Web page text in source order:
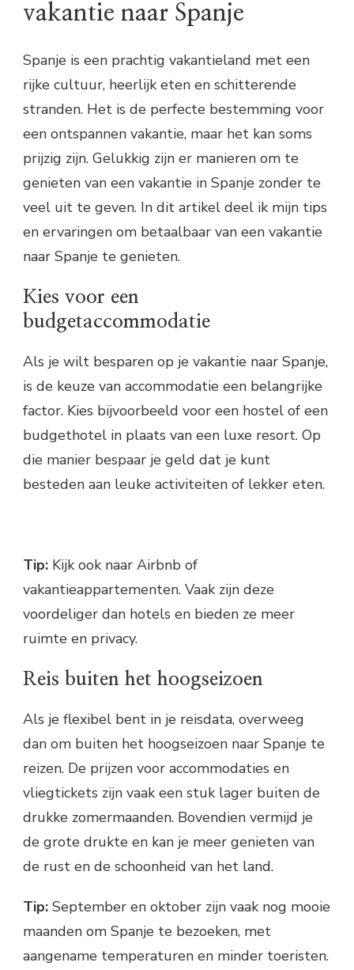
vakantie naar Spanje
Spanje is een prachtig vakantieland met een
rijke cultuur, heerlijk eten en schitterende
stranden. Het is de perfecte bestemming voor
een ontspannen vakantie, maar het kan soms
prijzig zijn. Gelukkig zijn er manieren om te
genieten van een vakantie in Spanje zonder te
veel uit te geven. In dit artikel deel ik mijn tips
en ervaringen om betaalbaar van een vakantie
naar Spanje te genieten.
Kies voor een
budgetaccommodatie
Als je wilt besparen op je vakantie naar Spanje,
is de keuze van accommodatie een belangrijke
factor. Kies bijvoorbeeld voor een hostel of een
budgethotel in plaats van een luxe resort. Op
die manier bespaar je geld dat je kunt
besteden aan leuke activiteiten of lekker eten.
Tip: Kijk ook naar Airbnb of
vakantieappartementen. Vaak zijn deze
voordeliger dan hotels en bieden ze meer
ruimte en privacy.
Reis buiten het hoogseizoen
Als je flexibel bent in je reisdata, overweeg
dan om buiten het hoogseizoen naar Spanje te
reizen. De prijzen voor accommodaties en
vliegtickets zijn vaak een stuk lager buiten de
drukke zomermaanden. Bovendien vermijd je
de grote drukte en kan je meer genieten van
de rust en de schoonheid van het land.
Tip: September en oktober zijn vaak nog mooie
maanden om Spanje te bezoeken, met
aangename temperaturen en minder toeristen.